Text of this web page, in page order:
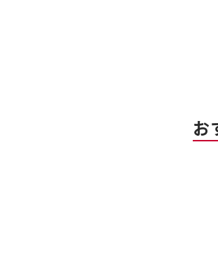
お